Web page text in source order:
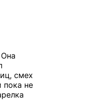
смех
пока не